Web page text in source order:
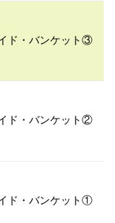
ド・バンケット③
ド・バンケット②
ド・バンケット①